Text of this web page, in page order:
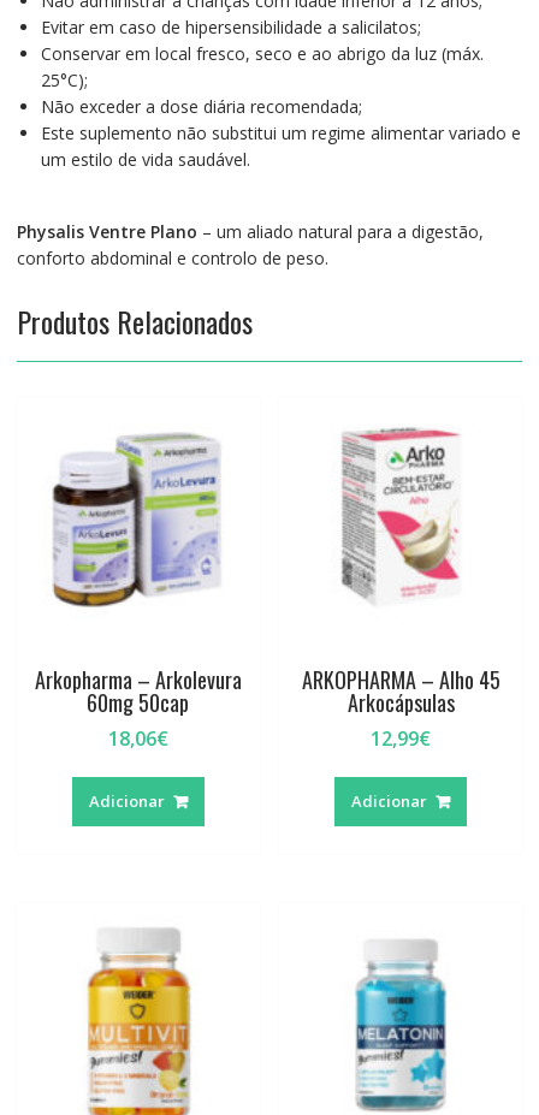
Evitar em caso de hipersensibilidade a salicilatos;
Conservar em local fresco, seco e ao abrigo da luz (máx.
25°C);
Não exceder a dose diária recomendada;
Este suplemento não substitui um regime alimentar variado e
um estilo de vida saudável.
Physalis Ventre Plano – um aliado natural para a digestão,
conforto abdominal e controlo de peso.
Produtos Relacionados
Arkopharma – Arkolevura
60mg 50cap
18,06€
Adicionar
ARKOPHARMA – Alho 45
Arkocápsulas
12,99€
Adicionar